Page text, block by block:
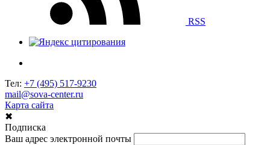
RSS
Тел: +7 (495) 517-9230
mail@sova-center.ru
Карта сайта
✖
Подписка
Ваш адрес электронной почты